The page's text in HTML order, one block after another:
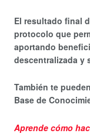
El resultado final
protocolo que
aportando
descentralizada y
También te
Base de
Aprende cómo